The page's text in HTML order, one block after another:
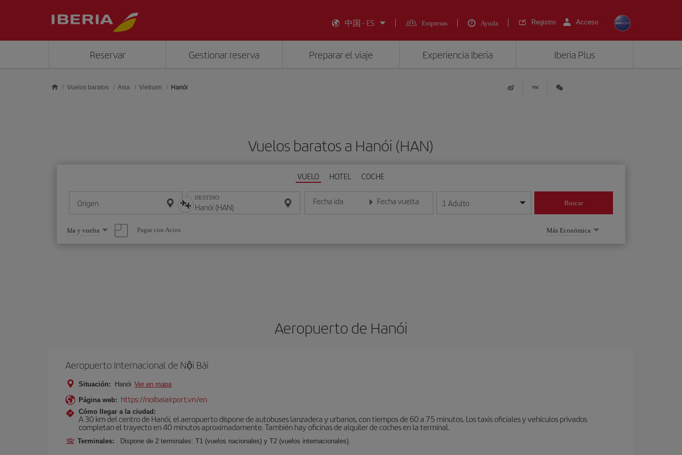
中国 - ES
Empresas Ayuda Registro Acceso
Reservar Gestionar reserva Preparar el viaje Experiencia Iberia Iberia Plus
Vuelos baratos Asia Vietnam Hanói
Vuelos baratos a Hanói (HAN)
VUELO HOTEL COCHE
Origen DESTINO Fecha ida
Introduce la fecha en formato día/mes/año
Fecha vuelta
Introduce la fecha en formato día/mes/año
1 Adulto Buscar
Seleccione
una
opción
Ida y vuelta Pagar con Avios Más Económica
Aeropuerto de Hanói
Aeropuerto Internacional de Nội Bài
Situación: Hanói Ver en mapa
Página web: https://noibaiairport.vn/en
Cómo llegar a la ciudad:
A 30 km del centro de Hanói, el aeropuerto dispone de autobuses lanzadera y urbanos, con tiempos de 60 a 75 minutos. Los taxis oficiales y vehículos privados
completan el trayecto en 40 minutos aproximadamente. También hay oficinas de alquiler de coches en la terminal.
Terminales: Dispone de 2 terminales: T1 (vuelos nacionales) y T2 (vuelos internacionales).